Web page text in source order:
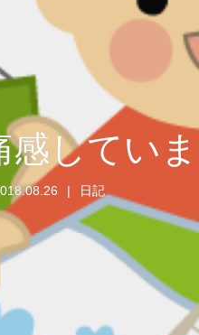
感してい
日記